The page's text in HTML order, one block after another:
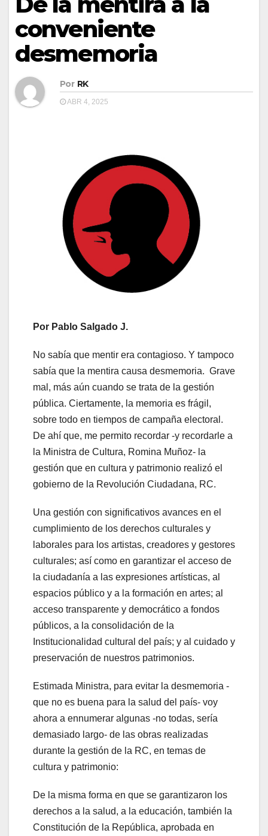
conveniente
desmemoria
Por RK
ABR 4, 2025
Por Pablo Salgado J.
No sabía que mentir era contagioso. Y tampoco
sabía que la mentira causa desmemoria. Grave
mal, más aún cuando se trata de la gestión
pública. Ciertamente, la memoria es frágil,
sobre todo en tiempos de campaña electoral.
De ahí que, me permito recordar -y recordarle a
la Ministra de Cultura, Romina Muñoz- la
gestión que en cultura y patrimonio realizó el
gobierno de la Revolución Ciudadana, RC.
Una gestión con significativos avances en el
cumplimiento de los derechos culturales y
laborales para los artistas, creadores y gestores
culturales; así como en garantizar el acceso de
la ciudadanía a las expresiones artísticas, al
espacios público y a la formación en artes; al
acceso transparente y democrático a fondos
públicos, a la consolidación de la
Institucionalidad cultural del país; y al cuidado y
preservación de nuestros patrimonios.
Estimada Ministra, para evitar la desmemoria -
que no es buena para la salud del país- voy
ahora a ennumerar algunas -no todas, sería
demasiado largo- de las obras realizadas
durante la gestión de la RC, en temas de
cultura y patrimonio:
De la misma forma en que se garantizaron los
derechos a la salud, a la educación, también la
Constitución de la República, aprobada en